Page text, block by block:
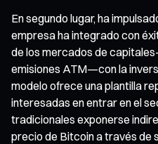
En segundo lugar, ha
empresa ha integrado con
de los mercados de
emisiones ATM—con la
modelo ofrece una plantilla
interesadas en entrar en el
tradicionales exponerse
precio de Bitcoin a través de